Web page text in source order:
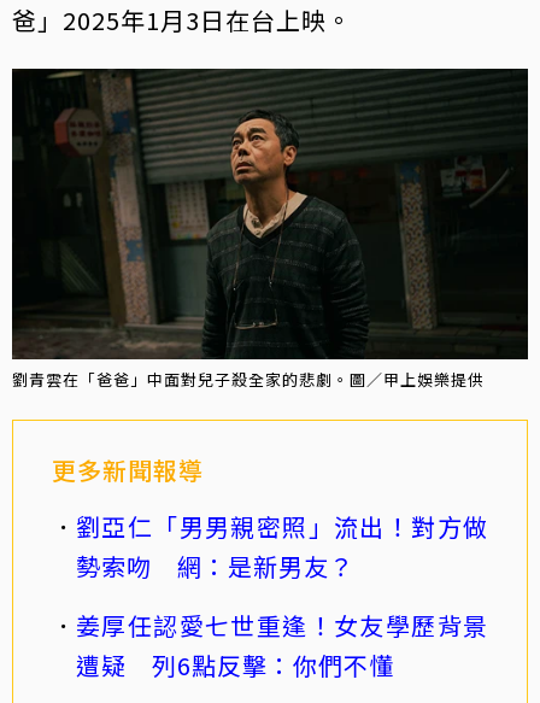
爸」2025年1月3日在台上映。
劉青雲在「爸爸」中面對兒子殺全家的悲劇。圖／甲上娛樂提供
更多新聞報導
劉亞仁「男男親密照」流出！對方做
勢索吻 網：是新男友？
姜厚任認愛七世重逢！女友學歷背景
遭疑 列6點反擊：你們不懂